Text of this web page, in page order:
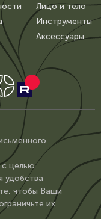
Лицо и тело
Инструменты
Аксессуары
с целью
удобства
чтобы Ваши
их